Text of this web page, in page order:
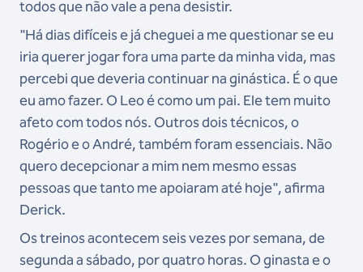
todos que não vale a pena desistir.
"Há dias difíceis e já cheguei a me questionar se eu
iria querer jogar fora uma parte da minha vida, mas
percebi que deveria continuar na ginástica. É o que
eu amo fazer. O Leo é como um pai. Ele tem muito
afeto com todos nós. Outros dois técnicos, o
Rogério e o André, também foram essenciais. Não
quero decepcionar a mim nem mesmo essas
pessoas que tanto me apoiaram até hoje", afirma
Derick.
Os treinos acontecem seis vezes por semana, de
segunda a sábado, por quatro horas. O ginasta e o